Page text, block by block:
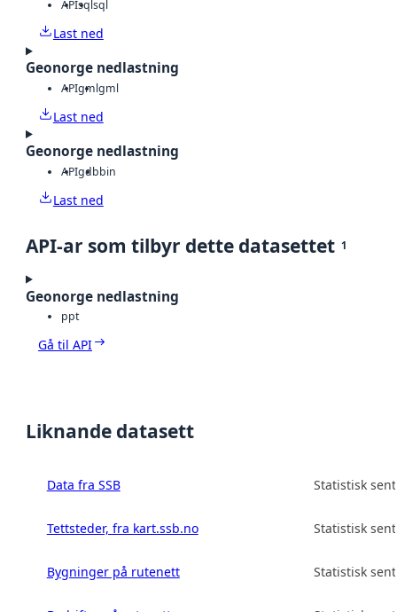
APIsqlsql
Last ned
Geonorge nedlastning
APIgmlgml
Last ned
Geonorge nedlastning
APIgdbbin
Last ned
API-ar som tilbyr dette datasettet 1
Geonorge nedlastning
ppt
Gå til API
Liknande datasett
Data fra SSB Statistisk
Tettsteder, fra kart.ssb.no Statistisk
Bygninger på rutenett Statistisk